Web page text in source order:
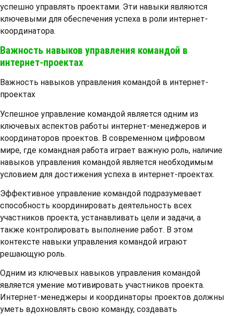
успешно управлять проектами. Эти навыки являются
ключевыми для обеспечения успеха в роли интернет-
координатора.
Важность навыков управления командой в
интернет-проектах
Важность навыков управления командой в интернет-
проектах
Успешное управление командой является одним из
ключевых аспектов работы интернет-менеджеров и
координаторов проектов. В современном цифровом
мире, где командная работа играет важную роль, наличие
навыков управления командой является необходимым
условием для достижения успеха в интернет-проектах.
Эффективное управление командой подразумевает
способность координировать деятельность всех
участников проекта, устанавливать цели и задачи, а
также контролировать выполнение работ. В этом
контексте навыки управления командой играют
решающую роль.
Одним из ключевых навыков управления командой
является умение мотивировать участников проекта.
Интернет-менеджеры и координаторы проектов должны
уметь вдохновлять свою команду, создавать